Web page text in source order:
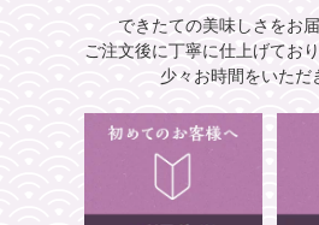
できたての美味しさをお
ご注文後に丁寧に仕上げており
少々お時間をいただ